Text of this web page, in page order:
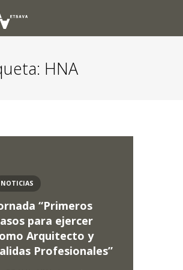
HNA
“Primeros
para ejercer
Arquitecto y
Profesionales”
NOTICIAS